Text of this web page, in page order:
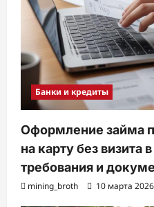
Банки и кредиты
Оформление займа
на карту без визита
требования и
mining_broth 10 марта 2026